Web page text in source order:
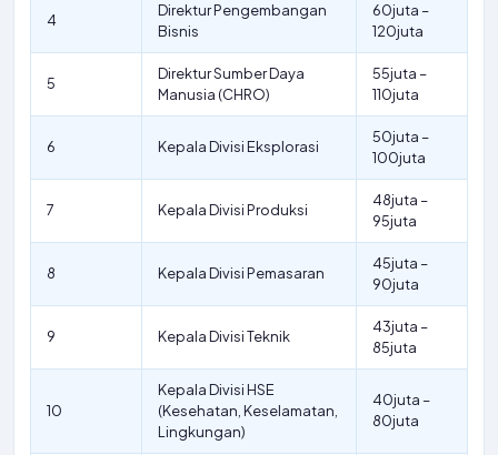
4
Direktur Pengembangan
Bisnis
60juta –
120juta
5
Direktur Sumber Daya
Manusia (CHRO)
55juta –
110juta
6 Kepala Divisi Eksplorasi
50juta –
100juta
7 Kepala Divisi Produksi
48juta –
95juta
8 Kepala Divisi Pemasaran
45juta –
90juta
9 Kepala Divisi Teknik
43juta –
85juta
10
Kepala Divisi HSE
(Kesehatan, Keselamatan,
Lingkungan)
40juta –
80juta